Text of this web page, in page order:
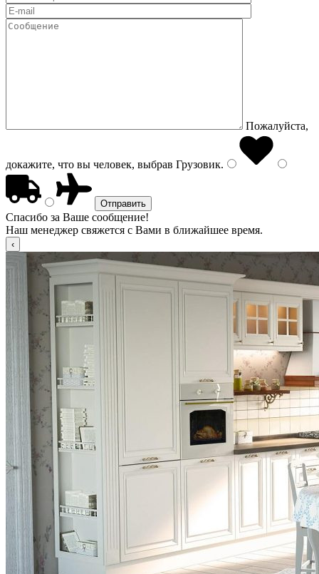
Пожалуйста,
докажите, что вы человек, выбрав Грузовик.
Спасибо за Ваше сообщение!
Наш менеджер свяжется с Вами в ближайшее время.